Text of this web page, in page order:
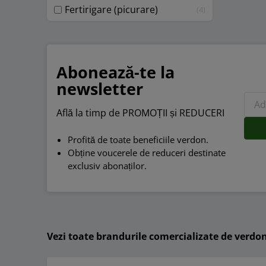
Fertirigare (picurare) 4
Abonează-te la
newsletter
Află la timp de PROMOȚII și REDUCERI
Profită de toate beneficiile verdon.
Obține voucerele de reduceri destinate
exclusiv abonaților.
Vezi toate brandurile comercializate de